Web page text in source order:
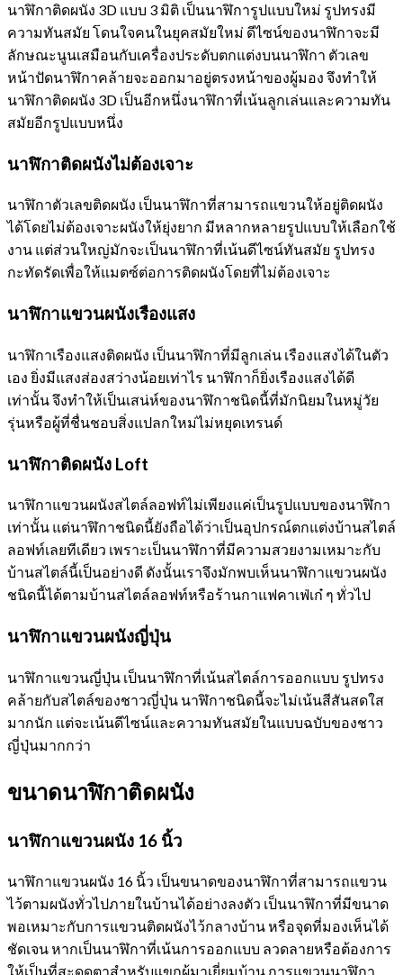
นาฬิกาติดผนัง 3D แบบ 3 มิติ เป็นนาฬิการูปแบบใหม่ รูปทรงมี
ความทันสมัย โดนใจคนในยุคสมัยใหม่ ดีไซน์ของนาฬิกาจะมี
ลักษณะนูนเสมือนกับเครื่องประดับตกแต่งบนนาฬิกา ตัวเลข
หน้าปัดนาฬิกาคล้ายจะออกมาอยู่ตรงหน้าของผู้มอง จึงทำให้
นาฬิกาติดผนัง 3D เป็นอีกหนึ่งนาฬิกาที่เน้นลูกเล่นและความทัน
สมัยอีกรูปแบบหนึ่ง
นาฬิกาติดผนังไม่ต้องเจาะ
นาฬิกาตัวเลขติดผนัง เป็นนาฬิกาที่สามารถแขวนให้อยู่ติดผนัง
ได้โดยไม่ต้องเจาะผนังให้ยุ่งยาก มีหลากหลายรูปแบบให้เลือกใช้
งาน แต่ส่วนใหญ่มักจะเป็นนาฬิกาที่เน้นดีไซน์ทันสมัย รูปทรง
กะทัดรัดเพื่อให้แมตซ์ต่อการติดผนังโดยที่ไม่ต้องเจาะ
นาฬิกาแขวนผนังเรืองแสง
นาฬิกาเรืองแสงติดผนัง เป็นนาฬิกาที่มีลูกเล่น เรืองแสงได้ในตัว
เอง ยิ่งมีแสงส่องสว่างน้อยเท่าไร นาฬิกาก็ยิ่งเรืองแสงได้ดี
เท่านั้น จึงทำให้เป็นเสน่ห์ของนาฬิกาชนิดนี้ที่มักนิยมในหมู่วัย
รุ่นหรือผู้ที่ชื่นชอบสิ่งแปลกใหม่ไม่หยุดเทรนด์
นาฬิกาติดผนัง Loft
นาฬิกาแขวนผนังสไตล์ลอฟท์ไม่เพียงแค่เป็นรูปแบบของนาฬิกา
เท่านั้น แต่นาฬิกาชนิดนี้ยังถือได้ว่าเป็นอุปกรณ์ตกแต่งบ้านสไตล์
ลอฟท์เลยทีเดียว เพราะเป็นนาฬิกาที่มีความสวยงามเหมาะกับ
บ้านสไตล์นี้เป็นอย่างดี ดังนั้นเราจึงมักพบเห็นนาฬิกาแขวนผนัง
ชนิดนี้ได้ตามบ้านสไตล์ลอฟท์หรือร้านกาแฟคาเฟ่เก๋ ๆ ทั่วไป
นาฬิกาแขวนผนังญี่ปุ่น
นาฬิกาแขวนญี่ปุ่น เป็นนาฬิกาที่เน้นสไตล์การออกแบบ รูปทรง
คล้ายกับสไตล์ของชาวญี่ปุ่น นาฬิกาชนิดนี้จะไม่เน้นสีสันสดใส
มากนัก แต่จะเน้นดีไซน์และความทันสมัยในแบบฉบับของชาว
ญี่ปุ่นมากกว่า
ขนาดนาฬิกาติดผนัง
นาฬิกาแขวนผนัง 16 นิ้ว
นาฬิกาแขวนผนัง 16 นิ้ว เป็นขนาดของนาฬิกาที่สามารถแขวน
ไว้ตามผนังทั่วไปภายในบ้านได้อย่างลงตัว เป็นนาฬิกาที่มีขนาด
พอเหมาะกับการแขวนติดผนังไว้กลางบ้าน หรือจุดที่มองเห็นได้
ชัดเจน หากเป็นนาฬิกาที่เน้นการออกแบบ ลวดลายหรือต้องการ
ให้เป็นที่สะดุดตาสำหรับแขกผู้มาเยี่ยมบ้าน การแขวนนาฬิกา